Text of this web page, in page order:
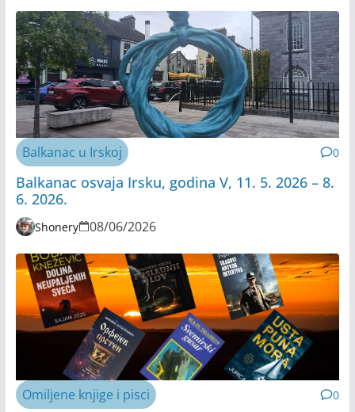
Balkanac u Irskoj 0
Balkanac osvaja Irsku, godina V, 11. 5. 2026 – 8.
6. 2026.
Shonery 08/06/2026
Omiljene knjige i pisci 0